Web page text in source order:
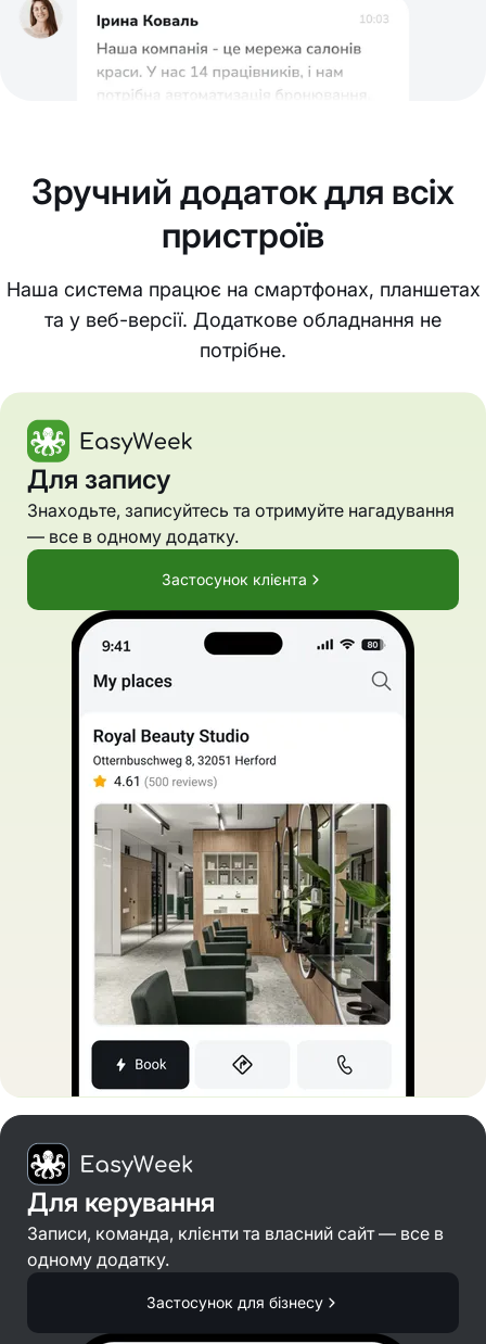
Зручний додаток для всіх
пристроїв
Наша система працює на смартфонах, планшетах
та у веб-версії. Додаткове обладнання не
потрібне.
Для запису
Знаходьте, записуйтесь та отримуйте нагадування
— все в одному додатку.
Застосунок клієнта
Для керування
Записи, команда, клієнти та власний сайт — все в
одному додатку.
Застосунок для бізнесу